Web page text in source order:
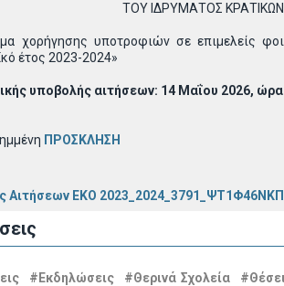
ΤΟΥ ΙΔΡΥΜΑΤΟΣ
χορήγησης υποτροφιών σε επιμελείς
έτος 2023-2024»
υποβολής αιτήσεων: 14 Μαΐου 2026,
ΠΡΟΣΚΛΗΣΗ
Αιτήσεων EKO
#Εκδηλώσεις #Θερινά Σχολεία